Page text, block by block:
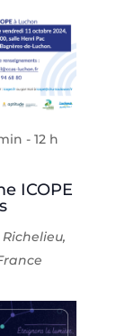
ICOPE
-12 h
Richelieu,